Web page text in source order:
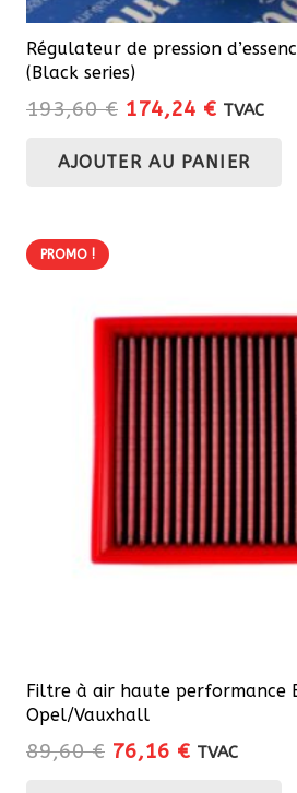
Régulateur de pression
(Black series)
193,60€ Le
initial
174,24 €Le
actuel
TVAC
AJOUTER AU PANIER
PROMO !
Filtre à air haute performance
Opel/Vauxhall
89,60€ Le
76,16 €Le
TVAC